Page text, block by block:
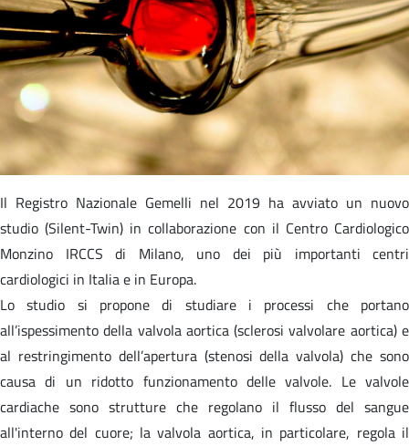
Il Registro Nazionale Gemelli nel 2019 ha avviato un nuovo
studio (Silent-Twin) in collaborazione con il Centro Cardiologico
Monzino IRCCS di Milano, uno dei più importanti centri
cardiologici in Italia e in Europa.
Lo studio si propone di studiare i processi che portano
all’ispessimento della valvola aortica (sclerosi valvolare aortica) e
al restringimento dell’apertura (stenosi della valvola) che sono
causa di un ridotto funzionamento delle valvole. Le valvole
cardiache sono strutture che regolano il flusso del sangue
all'interno del cuore; la valvola aortica, in particolare, regola il